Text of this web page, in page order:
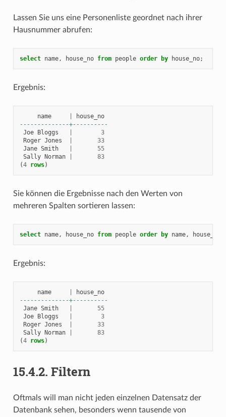
Lassen Sie uns eine Personenliste geordnet nach ihrer
Hausnummer abrufen:
select name, house_no from people order by house_no;
Ergebnis:
name
house_no
--------------+----------
Joe Bloggs
3
Roger Jones
33
Jane Smith
55
Sally Norman
83
(4 rows)
Sie können die Ergebnisse nach den Werten von
mehreren Spalten sortieren lassen:
select name, house_no from people order by name, house_no
Ergebnis:
name
house_no
--------------+----------
Jane Smith
55
Joe Bloggs
3
Roger Jones
33
Sally Norman
83
(4 rows)
15.4.2. Filtern
Oftmals will man nicht jeden einzelnen Datensatz der
Datenbank sehen, besonders wenn tausende von